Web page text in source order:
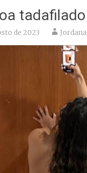
tadafilado
de 2023 Jordana